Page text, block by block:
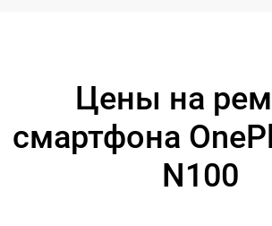
Цены на
смартфона
N100